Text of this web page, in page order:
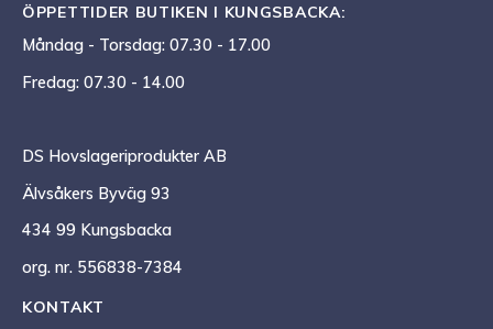
ÖPPETTIDER BUTIKEN I KUNGSBACKA:
Måndag - Torsdag: 07.30 - 17.00
Fredag: 07.30 - 14.00
DS Hovslageriprodukter AB
Älvsåkers Byväg 93
434 99 Kungsbacka
org. nr. 556838-7384
KONTAKT